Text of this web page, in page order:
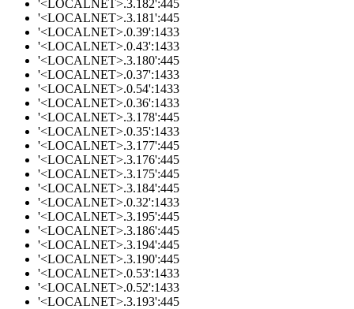
'<LOCALNET>.3.182':445
'<LOCALNET>.3.181':445
'<LOCALNET>.0.39':1433
'<LOCALNET>.0.43':1433
'<LOCALNET>.3.180':445
'<LOCALNET>.0.37':1433
'<LOCALNET>.0.54':1433
'<LOCALNET>.0.36':1433
'<LOCALNET>.3.178':445
'<LOCALNET>.0.35':1433
'<LOCALNET>.3.177':445
'<LOCALNET>.3.176':445
'<LOCALNET>.3.175':445
'<LOCALNET>.3.184':445
'<LOCALNET>.0.32':1433
'<LOCALNET>.3.195':445
'<LOCALNET>.3.186':445
'<LOCALNET>.3.194':445
'<LOCALNET>.3.190':445
'<LOCALNET>.0.53':1433
'<LOCALNET>.0.52':1433
'<LOCALNET>.3.193':445